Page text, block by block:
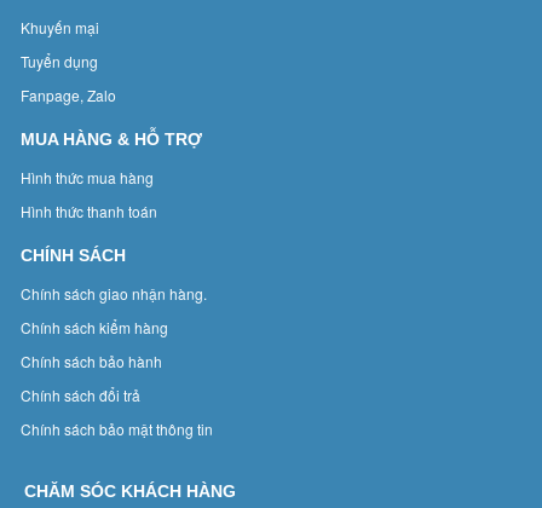
Khuyến mại
Tuyển dụng
Fanpage, Zalo
MUA HÀNG & HỖ TRỢ
Hình thức mua hàng
Hình thức thanh toán
CHÍNH SÁCH
Chính sách giao nhận hàng.
Chính sách kiểm hàng
Chính sách bảo hành
Chính sách đổi trả
Chính sách bảo mật thông tin
CHĂM SÓC KHÁCH HÀNG